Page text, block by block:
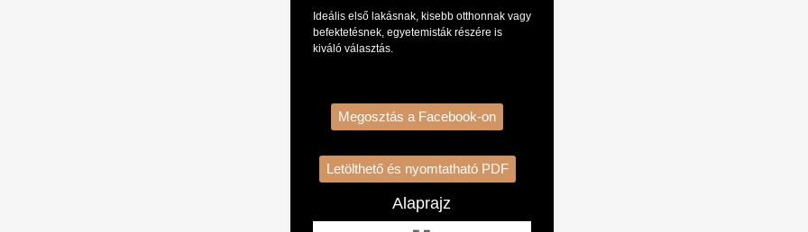
Ideális első lakásnak, kisebb otthonnak vagy
befektetésnek, egyetemisták részére is
kiváló választás.
Megosztás a Facebook-on
Letölthető és nyomtatható PDF
Alaprajz